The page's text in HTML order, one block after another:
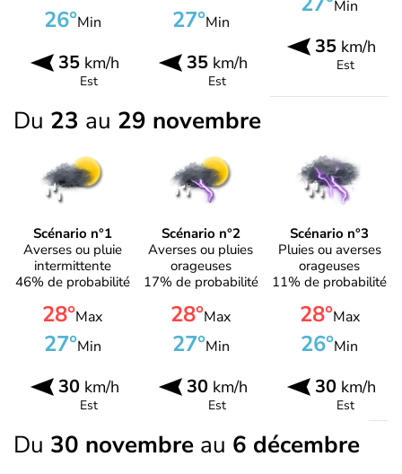
26°Min
35km/h
Est
27°Min
35km/h
Est
Min
35 km/h
Est
Du 23 au 29 novembre
Scénario n°1
Averses ou pluie
intermittente
46% de probabilité
28°Max
27°Min
30km/h
Est
Scénario n°2
Averses ou pluies
orageuses
17% de probabilité
28°Max
27°Min
30km/h
Est
Scénario n°3
Pluies ou averses
orageuses
11% de probabilité
28°Max
26°Min
30 km/h
Est
Du 30 novembre au 6 décembre